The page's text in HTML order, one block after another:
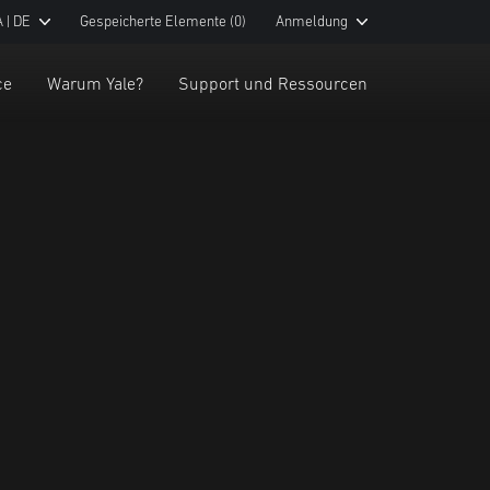
| DE Gespeicherte Elemente (0) Anmeldung
Warum Yale? Support und Ressourcen